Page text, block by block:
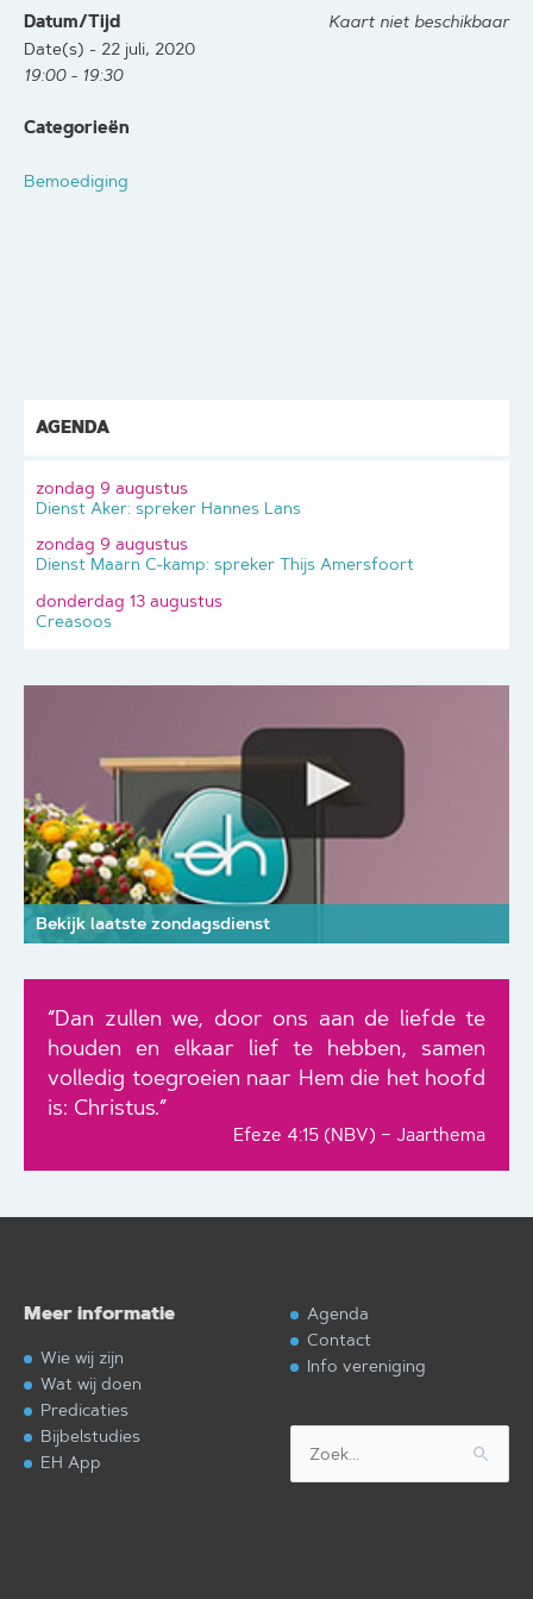
Kaart niet beschikbaar
Datum/Tijd
Date(s) - 22 juli, 2020
19:00 - 19:30
Categorieën
Bemoediging
AGENDA
zondag 9 augustus
Dienst Aker: spreker Hannes Lans
zondag 9 augustus
Dienst Maarn C-kamp: spreker Thijs Amersfoort
donderdag 13 augustus
Creasoos
Bekijk laatste zondagsdienst
“Dan zullen we, door ons aan de liefde te
houden en elkaar lief te hebben, samen
volledig toegroeien naar Hem die het hoofd
is: Christus.”
Efeze 4:15 (NBV) – Jaarthema
Meer informatie
Wie wij zijn
Wat wij doen
Predicaties
Bijbelstudies
EH App
Agenda
Contact
Info vereniging
naar: